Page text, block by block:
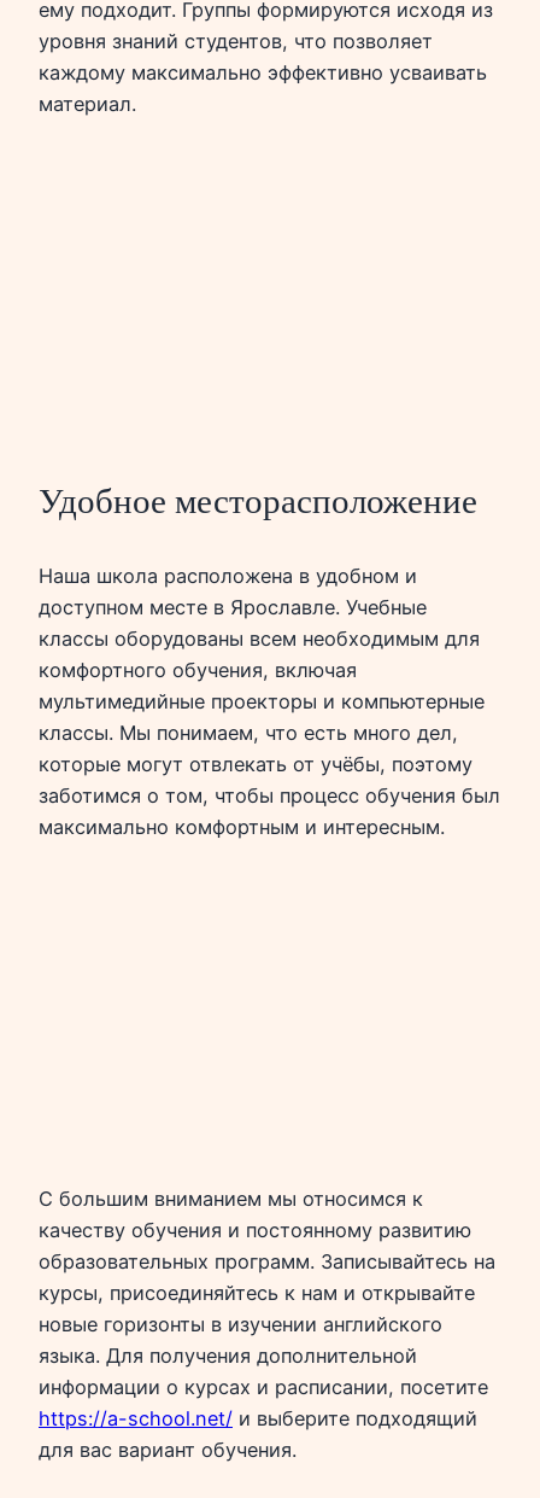
ему подходит. Группы формируются исходя из
уровня знаний студентов, что позволяет
каждому максимально эффективно усваивать
материал.
Удобное месторасположение
Наша школа расположена в удобном и
доступном месте в Ярославле. Учебные
классы оборудованы всем необходимым для
комфортного обучения, включая
мультимедийные проекторы и компьютерные
классы. Мы понимаем, что есть много дел,
которые могут отвлекать от учёбы, поэтому
заботимся о том, чтобы процесс обучения был
максимально комфортным и интересным.
С большим вниманием мы относимся к
качеству обучения и постоянному развитию
образовательных программ. Записывайтесь на
курсы, присоединяйтесь к нам и открывайте
новые горизонты в изучении английского
языка. Для получения дополнительной
информации о курсах и расписании, посетите
https://a-school.net/ и выберите подходящий
для вас вариант обучения.